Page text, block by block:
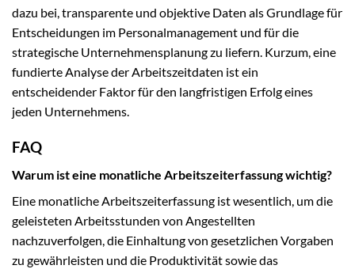
dazu bei, transparente und objektive Daten als Grundlage für
Entscheidungen im Personalmanagement und für die
strategische Unternehmensplanung zu liefern. Kurzum, eine
fundierte Analyse der Arbeitszeitdaten ist ein
entscheidender Faktor für den langfristigen Erfolg eines
jeden Unternehmens.
FAQ
Warum ist eine monatliche Arbeitszeiterfassung wichtig?
Eine monatliche Arbeitszeiterfassung ist wesentlich, um die
geleisteten Arbeitsstunden von Angestellten
nachzuverfolgen, die Einhaltung von gesetzlichen Vorgaben
zu gewährleisten und die Produktivität sowie das